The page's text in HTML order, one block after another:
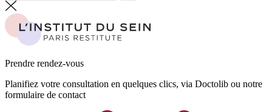
Prendre rendez-vous
Planifiez votre consultation en quelques clics, via Doctolib ou notre
formulaire de contact